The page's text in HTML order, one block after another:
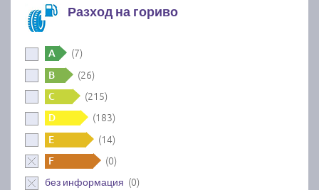
Разход на гориво
A (7)
B (26)
C (215)
D (183)
E (14)
F (0)
без информация (0)